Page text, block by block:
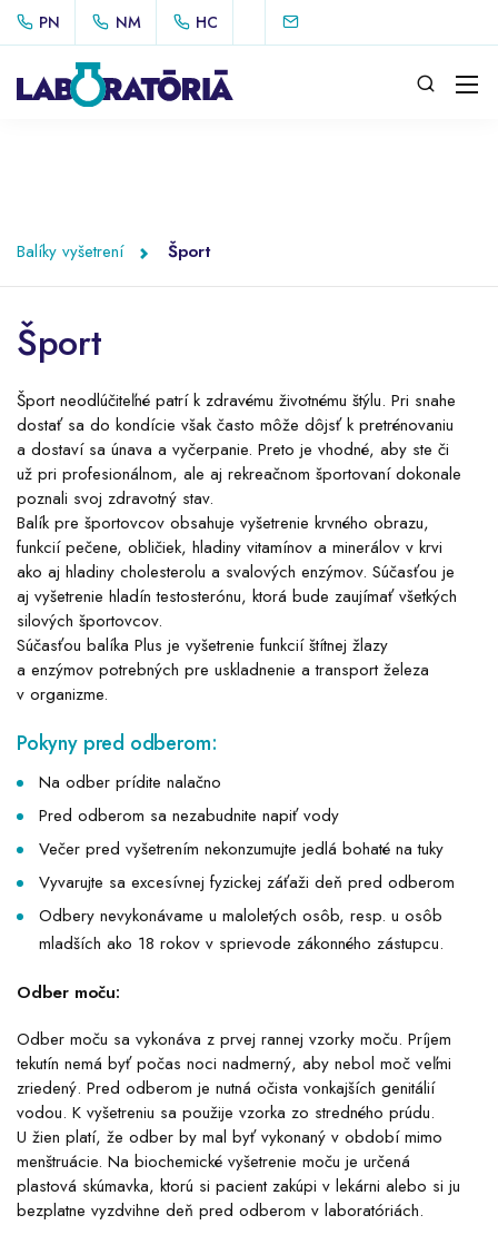
PN NM HC
Balíky vyšetrení Šport
Šport
Šport neodlúčiteľné patrí k zdravému životnému štýlu. Pri snahe
dostať sa do kondície však často môže dôjsť k pretrénovaniu
a dostaví sa únava a vyčerpanie. Preto je vhodné, aby ste či
už pri profesionálnom, ale aj rekreačnom športovaní dokonale
poznali svoj zdravotný stav.
Balík pre športovcov obsahuje vyšetrenie krvného obrazu,
funkcií pečene, obličiek, hladiny vitamínov a minerálov v krvi
ako aj hladiny cholesterolu a svalových enzýmov. Súčasťou je
aj vyšetrenie hladín testosterónu, ktorá bude zaujímať všetkých
silových športovcov.
Súčasťou balíka Plus je vyšetrenie funkcií štítnej žlazy
a enzýmov potrebných pre uskladnenie a transport železa
v organizme.
Pokyny pred odberom:
Na odber prídite nalačno
Pred odberom sa nezabudnite napiť vody
Večer pred vyšetrením nekonzumujte jedlá bohaté na tuky
Vyvarujte sa excesívnej fyzickej záťaži deň pred odberom
Odbery nevykonávame u maloletých osôb, resp. u osôb
mladších ako 18 rokov v sprievode zákonného zástupcu.
Odber moču:
Odber moču sa vykonáva z prvej rannej vzorky moču. Príjem
tekutín nemá byť počas noci nadmerný, aby nebol moč veľmi
zriedený. Pred odberom je nutná očista vonkajších genitálií
vodou. K vyšetreniu sa použije vzorka zo stredného prúdu.
U žien platí, že odber by mal byť vykonaný v období mimo
menštruácie. Na biochemické vyšetrenie moču je určená
plastová skúmavka, ktorú si pacient zakúpi v lekárni alebo si ju
bezplatne vyzdvihne deň pred odberom v laboratóriách.